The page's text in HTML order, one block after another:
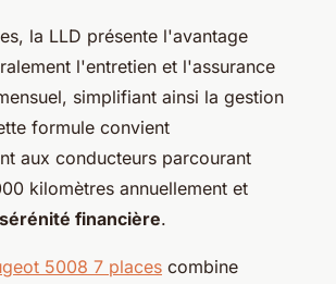
la LLD présente l'avantage
l'entretien et l'assurance
simplifiant ainsi la gestion
formule convient
aux conducteurs parcourant
kilomètres annuellement et
sérénité financière.
5008 7 places combine